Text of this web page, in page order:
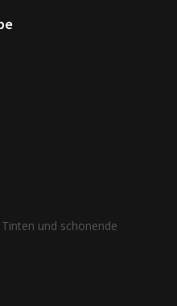
und schonende